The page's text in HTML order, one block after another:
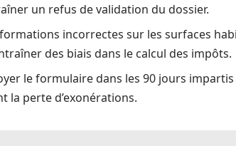
un refus de validation du dossier.
incorrectes sur les surfaces
des biais dans le calcul des impôts.
le formulaire dans les 90 jours
la perte d’exonérations.